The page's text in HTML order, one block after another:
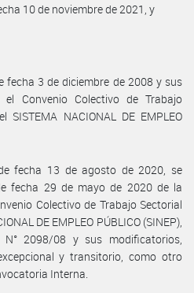
10 de noviembre de 2021, y
fecha 3 de diciembre de 2008 y sus
Convenio Colectivo de Trabajo
NACIONAL DE EMPLEO
fecha 13 de agosto de 2020, se
fecha 29 de mayo de 2020 de la
Colectivo de Trabajo Sectorial
DE EMPLEO PÚBLICO (SINEP),
2098/08 y sus modificatorios,
y transitorio, como otro
Interna.